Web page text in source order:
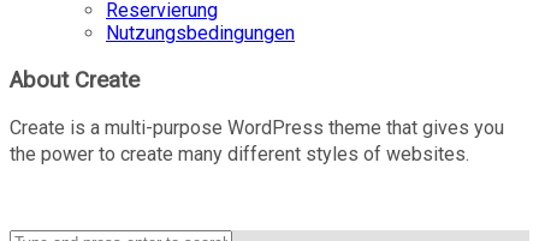
Reservierung
Nutzungsbedingungen
About Create
Create is a multi-purpose WordPress theme that gives you
the power to create many different styles of websites.